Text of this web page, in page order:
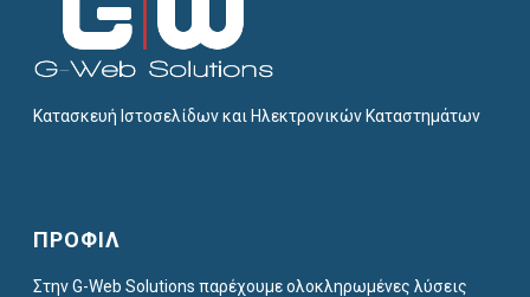
Κατασκευή Ιστοσελίδων και Ηλεκτρονικών Καταστημάτων
ΠΡΟΦΙΛ
Στην G-Web Solutions παρέχουμε ολοκληρωμένες λύσεις